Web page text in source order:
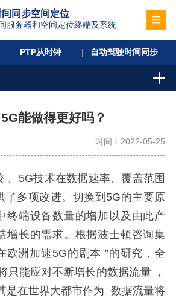
同步空间定位
服务器和空间定位终端及系统
PTP从时钟 自动驾驶时间同步
能做得更好吗？
时间：2022-05-25
。5G技术在数据速率、覆盖范围
了多项改进。切换到5G的主要原
终端设备数量的增加以及由此产
增长的需求。根据波士顿咨询集
欧洲加速5G的剧本 ”的研究，全
只能应对不断增长的数据流量 ，
是在世界大都市作为 数据流量将